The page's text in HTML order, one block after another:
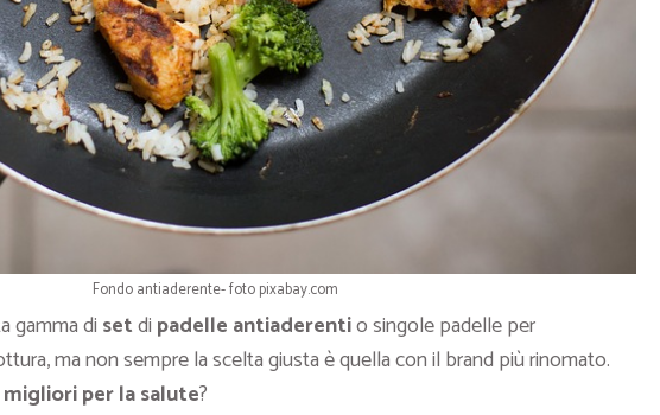
Fondo antiaderente- foto pixabay.com
gamma di setdi padelle antiaderentio singole padelle per
ma non sempre la scelta giusta è quella con il brand più rinomato.
per la salute?